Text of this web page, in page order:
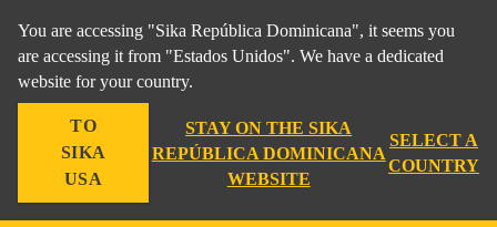
You are accessing "Sika República Dominicana", it seems you
are accessing it from "Estados Unidos". We have a dedicated
website for your country.
TO
SIKA
USA
STAY ON THE SIKA
REPÚBLICA DOMINICANA
WEBSITE
SELECT A
COUNTRY